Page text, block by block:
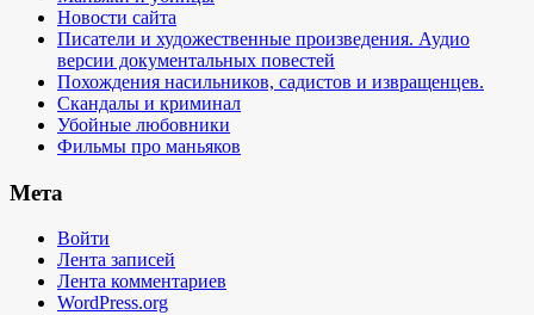
Новости сайта
Писатели и художественные произведения. Аудио
версии документальных повестей
Похождения насильников, садистов и извращенцев.
Скандалы и криминал
Убойные любовники
Фильмы про маньяков
Мета
Войти
Лента записей
Лента комментариев
WordPress.org